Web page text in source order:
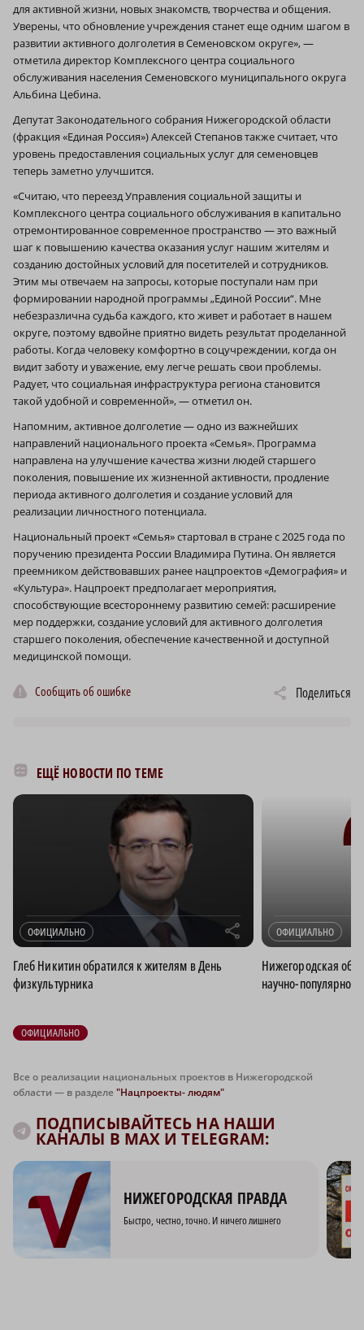
для активной жизни, новых знакомств, творчества и общения.
Уверены, что обновление учреждения станет еще одним шагом в
развитии активного долголетия в Семеновском округе», —
отметила директор Комплексного центра социального
обслуживания населения Семеновского муниципального округа
Альбина Цебина.
Депутат Законодательного собрания Нижегородской области
(фракция «Единая Россия») Алексей Степанов также считает, что
уровень предоставления социальных услуг для семеновцев
теперь заметно улучшится.
«Считаю, что переезд Управления социальной защиты и
Комплексного центра социального обслуживания в капитально
отремонтированное современное пространство — это важный
шаг к повышению качества оказания услуг нашим жителям и
созданию достойных условий для посетителей и сотрудников.
Этим мы отвечаем на запросы, которые поступали нам при
формировании народной программы „Единой России“. Мне
небезразлична судьба каждого, кто живет и работает в нашем
округе, поэтому вдвойне приятно видеть результат проделанной
работы. Когда человеку комфортно в соцучреждении, когда он
видит заботу и уважение, ему легче решать свои проблемы.
Радует, что социальная инфраструктура региона становится
такой удобной и современной», — отметил он.
Напомним, активное долголетие — одно из важнейших
направлений национального проекта «Семья». Программа
направлена на улучшение качества жизни людей старшего
поколения, повышение их жизненной активности, продление
периода активного долголетия и создание условий для
реализации личностного потенциала.
Национальный проект «Семья» стартовал в стране с 2025 года по
поручению президента России Владимира Путина. Он является
преемником действовавших ранее нацпроектов «Демография» и
«Культура». Нацпроект предполагает мероприятия,
способствующие всестороннему развитию семей: расширение
мер поддержки, создание условий для активного долголетия
старшего поколения, обеспечение качественной и доступной
медицинской помощи.
Сообщить об ошибке Поделиться
ЕЩЁ НОВОСТИ ПО ТЕМЕ
ОФИЦИАЛЬНО r
Глеб Никитин обратился к жителям в День
физкультурника
ОФИЦИАЛЬНО
Нижегородская
научно-
ОФИЦИАЛЬНО
Все о реализации национальных проектов в Нижегородской
области — в разделе"Нацпроекты- людям"
ПОДПИСЫВАЙТЕСЬ НА НАШИ
КАНАЛЫ В MAX И TELEGRAM:
НИЖЕГОРОДСКАЯ ПРАВДА
Быстро, честно, точно. И ничего лишнего